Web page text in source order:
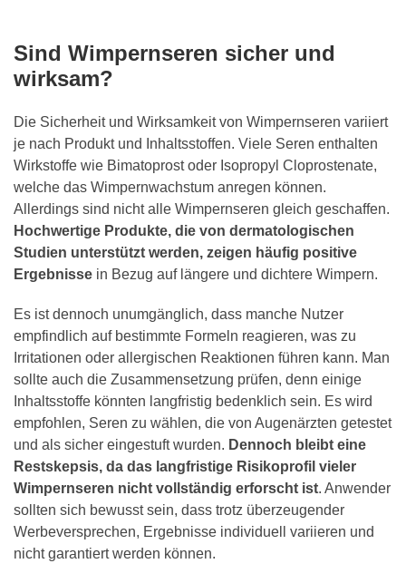
Sind Wimpernseren sicher und
wirksam?
Die Sicherheit und Wirksamkeit von Wimpernseren variiert
je nach Produkt und Inhaltsstoffen. Viele Seren enthalten
Wirkstoffe wie Bimatoprost oder Isopropyl Cloprostenate,
welche das Wimpernwachstum anregen können.
Allerdings sind nicht alle Wimpernseren gleich geschaffen.
Hochwertige Produkte, die von dermatologischen
Studien unterstützt werden, zeigen häufig positive
Ergebnisse in Bezug auf längere und dichtere Wimpern.
Es ist dennoch unumgänglich, dass manche Nutzer
empfindlich auf bestimmte Formeln reagieren, was zu
Irritationen oder allergischen Reaktionen führen kann. Man
sollte auch die Zusammensetzung prüfen, denn einige
Inhaltsstoffe könnten langfristig bedenklich sein. Es wird
empfohlen, Seren zu wählen, die von Augenärzten getestet
und als sicher eingestuft wurden. Dennoch bleibt eine
Restskepsis, da das langfristige Risikoprofil vieler
Wimpernseren nicht vollständig erforscht ist. Anwender
sollten sich bewusst sein, dass trotz überzeugender
Werbeversprechen, Ergebnisse individuell variieren und
nicht garantiert werden können.